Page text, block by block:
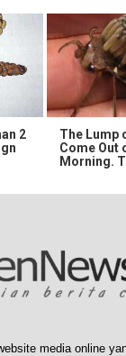
2
The Lump
Come Out
Morning.
media online